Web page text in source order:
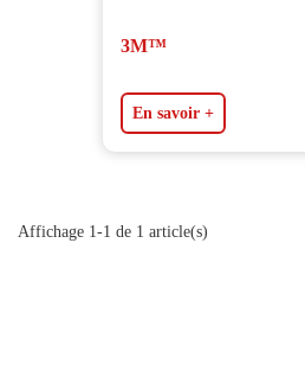
3M™
En savoir +
Affichage 1-1 de 1 article(s)